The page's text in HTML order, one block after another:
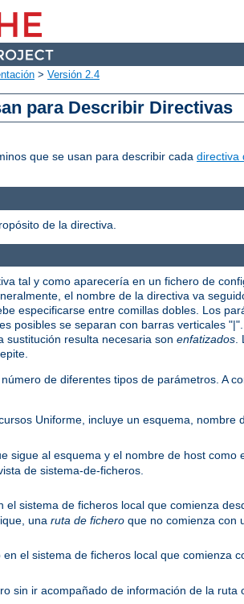
> Versión 2.4
para Describir Directivas
que se usan para describir cada directiva
de la directiva.
tal y como aparecería en un fichero de
el nombre de la directiva va
especificarse entre comillas dobles. Los
posibles se separan con barras verticales
sustitución resulta necesaria son enfatizados
de diferentes tipos de parámetros. A
Uniforme, incluye un esquema, nombre
sigue al esquema y el nombre de host como
de sistema-de-ficheros.
el sistema de ficheros local que comienza
una ruta de fichero que no comienza con
el sistema de ficheros local que comienza
sin ir acompañado de información de la ruta